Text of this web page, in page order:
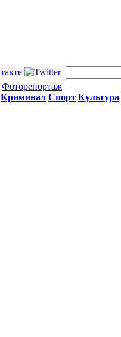
Фоторепортаж
Криминал Спорт Культура